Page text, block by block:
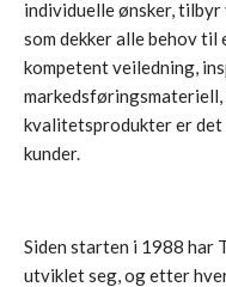
individuelle ønsker,
som dekker alle behov til
kompetent veiledning,
kvalitetsprodukter er
kunder.
Siden starten i 1988 har
utviklet seg, og etter